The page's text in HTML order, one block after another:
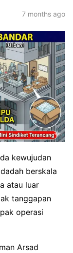
7 months ago
kewujudan
berskala
atau luar
tanggapan
operasi
Arsad